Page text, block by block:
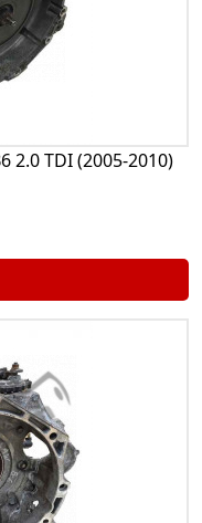
2.0 TDI (2005-2010)